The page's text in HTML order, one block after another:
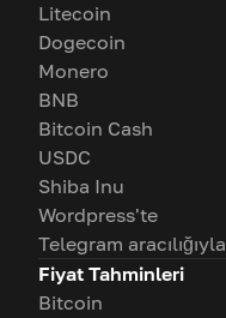
Litecoin
Dogecoin
Monero
BNB
Bitcoin Cash
USDC
Shiba Inu
Wordpress'te
Telegram aracılığıyla
Fiyat Tahminleri
Bitcoin